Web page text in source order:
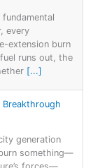
every
extension burn
runs out, the
[...]
Breakthrough
generation
something—